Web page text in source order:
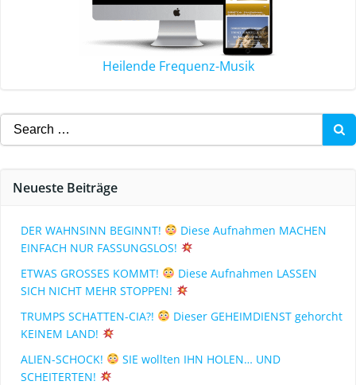
Heilende Frequenz-Musik
Neueste Beiträge
DER WAHNSINN BEGINNT!
Diese Aufnahmen MACHEN
EINFACH NUR FASSUNGSLOS!
ETWAS GROSSES KOMMT!
Diese Aufnahmen LASSEN
SICH NICHT MEHR STOPPEN!
TRUMPS SCHATTEN-CIA?!
Dieser GEHEIMDIENST gehorcht
KEINEM LAND!
ALIEN-SCHOCK!
SIE wollten IHN HOLEN… UND
SCHEITERTEN!